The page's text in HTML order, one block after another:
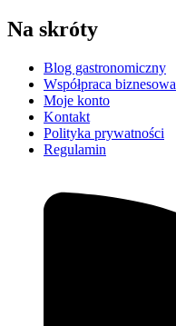
Na skróty
Blog gastronomiczny
Współpraca biznesowa
Moje konto
Kontakt
Polityka prywatności
Regulamin